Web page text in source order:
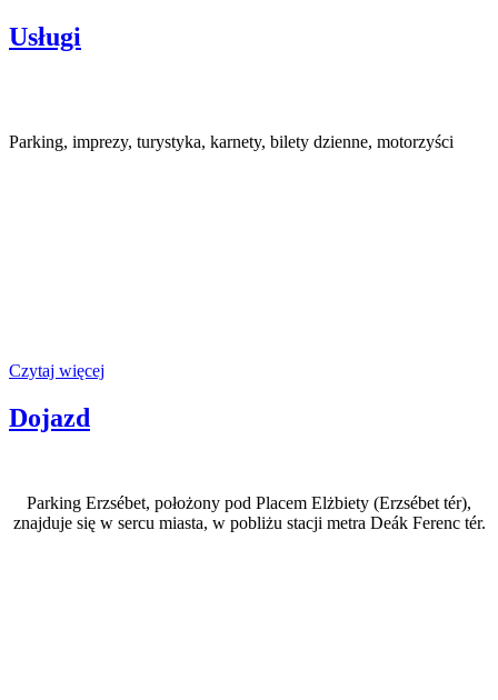
Usługi
Parking, imprezy, turystyka, karnety, bilety dzienne, motorzyści
Czytaj więcej
Dojazd
Parking Erzsébet, położony pod Placem Elżbiety (Erzsébet tér),
znajduje się w sercu miasta, w pobliżu stacji metra Deák Ferenc tér.